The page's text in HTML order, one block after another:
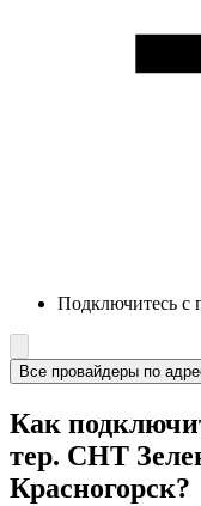
Подключитесь с
Все провайдеры по
Как
тер. СНТ
Красногорск?